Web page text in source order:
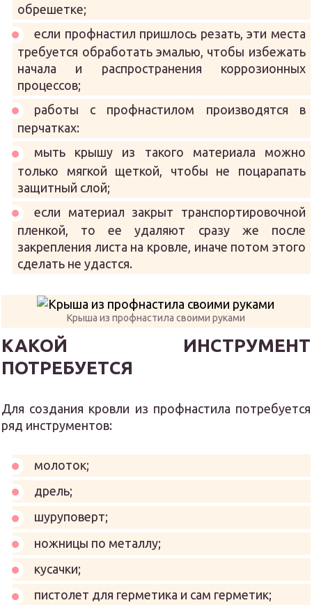
обрешетке;
если профнастил пришлось резать, эти места
требуется обработать эмалью, чтобы избежать
начала и распространения коррозионных
процессов;
работы с профнастилом производятся в
перчатках:
мыть крышу из такого материала можно
только мягкой щеткой, чтобы не поцарапать
защитный слой;
если материал закрыт транспортировочной
пленкой, то ее удаляют сразу же после
закрепления листа на кровле, иначе потом этого
сделать не удастся.
Крыша из профнастила своими руками
КАКОЙ ИНСТРУМЕНТ
ПОТРЕБУЕТСЯ
Для создания кровли из профнастила потребуется
ряд инструментов:
молоток;
дрель;
шуруповерт;
ножницы по металлу;
кусачки;
пистолет для герметика и сам герметик;